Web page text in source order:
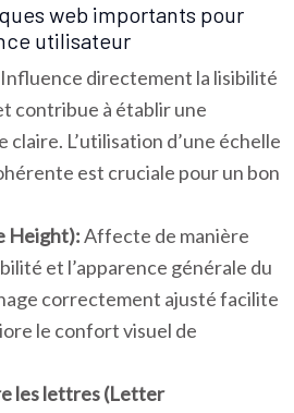
web importants pour
utilisateur
Influence directement la lisibilité
contribue à établir une
claire. L’utilisation d’une échelle
est cruciale pour un bon
Height):Affecte de manière
et l’apparence générale du
correctement ajusté facilite
le confort visuel de
les lettres (Letter